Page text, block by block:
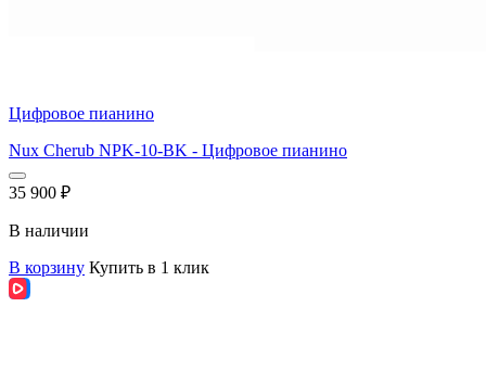
Цифровое пианино
Nux Cherub NPK-10-BK - Цифровое пианино
35 900 ₽
В наличии
В корзину Купить в 1 клик